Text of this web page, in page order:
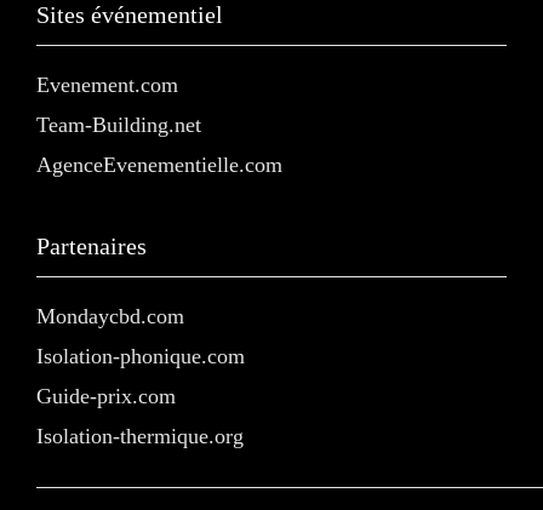
Sites événementiel
Evenement.com
Team-Building.net
AgenceEvenementielle.com
Partenaires
Mondaycbd.com
Isolation-phonique.com
Guide-prix.com
Isolation-thermique.org